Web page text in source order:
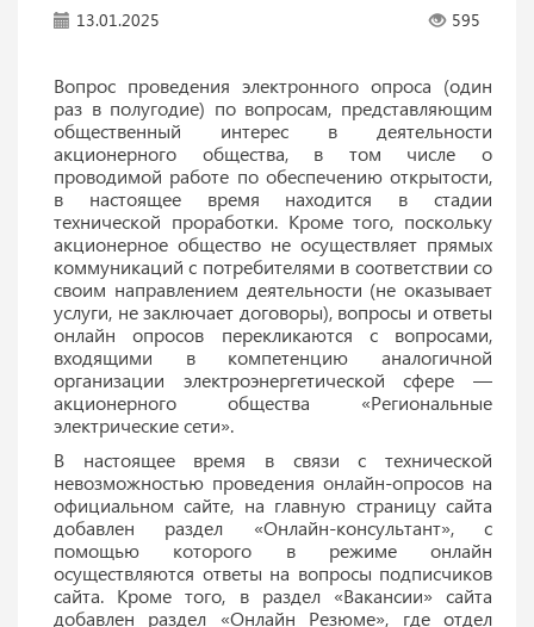
13.01.2025 595
Вопрос проведения электронного опроса (один
раз в полугодие) по вопросам, представляющим
общественный интерес в деятельности
акционерного общества, в том числе о
проводимой работе по обеспечению открытости,
в настоящее время находится в стадии
технической проработки. Кроме того, поскольку
акционерное общество не осуществляет прямых
коммуникаций с потребителями в соответствии со
своим направлением деятельности (не оказывает
услуги, не заключает договоры), вопросы и ответы
онлайн опросов перекликаются с вопросами,
входящими в компетенцию аналогичной
организации электроэнергетической сфере —
акционерного общества «Региональные
электрические сети».
В настоящее время в связи с технической
невозможностью проведения онлайн-опросов на
официальном сайте, на главную страницу сайта
добавлен раздел «Онлайн-консультант», с
помощью которого в режиме онлайн
осуществляются ответы на вопросы подписчиков
сайта. Кроме того, в раздел «Вакансии» сайта
добавлен раздел «Онлайн Резюме», где отдел